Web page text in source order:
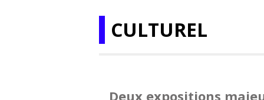
CULTUREL
Deux expositions